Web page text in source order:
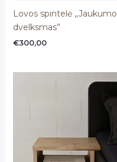
Lovos spintelė ,,Jaukumo
dvelksmas”
€300,00